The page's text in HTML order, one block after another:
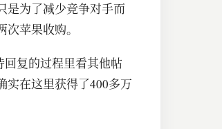
是为了减少竞争对手而
苹果收购。
复的过程里看其他帖
实在这里获得了400多万